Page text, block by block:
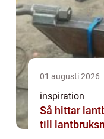
01 augusti 2026
inspiration
Så hittar
till